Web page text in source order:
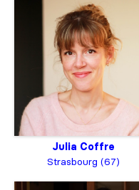
Julia Coffre
Strasbourg (67)